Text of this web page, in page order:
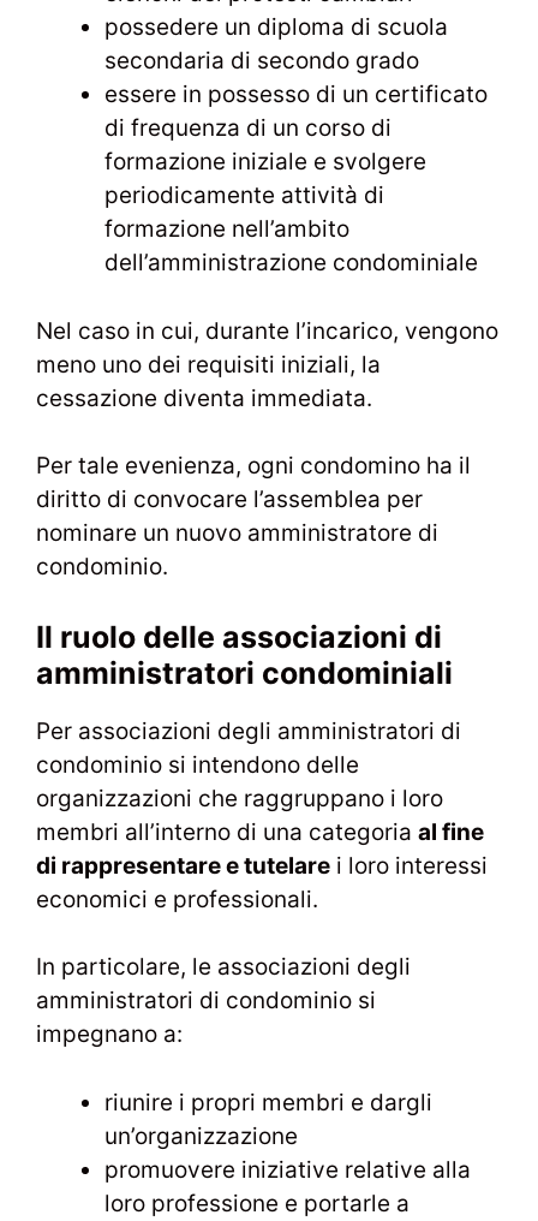
possedere un diploma di scuola
secondaria di secondo grado
essere in possesso di un certificato
di frequenza di un corso di
formazione iniziale e svolgere
periodicamente attività di
formazione nell’ambito
dell’amministrazione condominiale
Nel caso in cui, durante l’incarico, vengono
meno uno dei requisiti iniziali, la
cessazione diventa immediata.
Per tale evenienza, ogni condomino ha il
diritto di convocare l’assemblea per
nominare un nuovo amministratore di
condominio.
Il ruolo delle associazioni di
amministratori condominiali
Per associazioni degli amministratori di
condominio si intendono delle
organizzazioni che raggruppano i loro
membri all’interno di una categoria al fine
di rappresentare e tutelare i loro interessi
economici e professionali.
In particolare, le associazioni degli
amministratori di condominio si
impegnano a:
riunire i propri membri e dargli
un’organizzazione
promuovere iniziative relative alla
loro professione e portarle a